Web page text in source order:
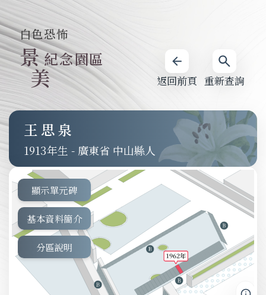
重新查詢
返回前頁
白色恐怖
景
美
紀念園區
王思泉
1913 - 廣東省 中山縣人
顯示單元碑
基本資料簡介
分區說明